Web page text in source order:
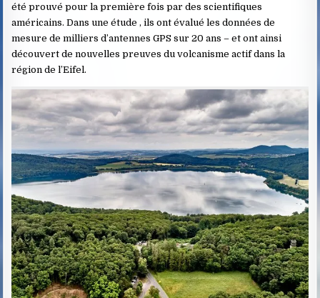
été prouvé pour la première fois par des scientifiques
américains. Dans une étude , ils ont évalué les données de
mesure de milliers d’antennes GPS sur 20 ans – et ont ainsi
découvert de nouvelles preuves du volcanisme actif dans la
région de l’Eifel.